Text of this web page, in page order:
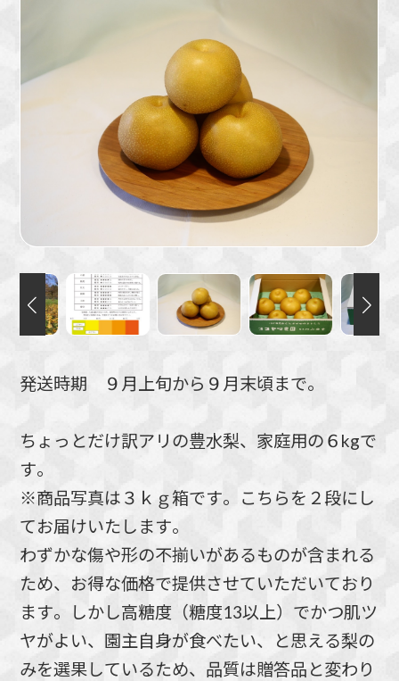
発送時期 ９月上旬から９月末頃まで。
ちょっとだけ訳アリの豊水梨、家庭用の６kgで
す。
※商品写真は３ｋｇ箱です。こちらを２段にし
てお届けいたします。
わずかな傷や形の不揃いがあるものが含まれる
ため、お得な価格で提供させていただいており
ます。しかし高糖度（糖度13以上）でかつ肌ツ
ヤがよい、園主自身が食べたい、と思える梨の
みを選果しているため、品質は贈答品と変わり